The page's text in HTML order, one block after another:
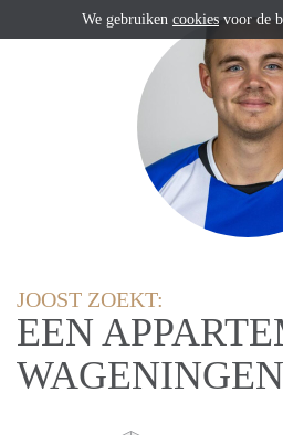
JOOST ZOEKT:
EEN
WAGENINGEN
We gebruiken cookiesvoor de